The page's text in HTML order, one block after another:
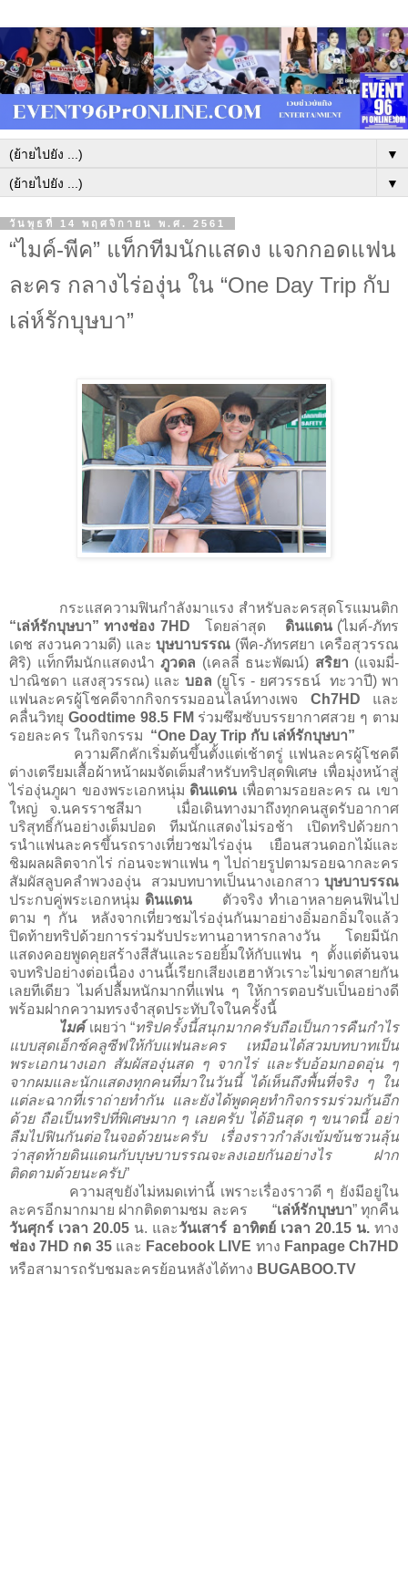
▼
▼
วันพุธที่ 14 พฤศจิกายน พ.ศ. 2561
“ไมค์-พีค” แท็กทีมนักแสดง แจกกอดแฟน
ละคร กลางไร่องุ่น ใน “One Day Trip กับ
เล่ห์รักบุษบา”
กระแสความฟินกำลังมาแรง สำหรับละครสุดโรแมนติก
“เล่ห์รักบุษบา”ทางช่อง 7HD โดยล่าสุด ดินแดน (ไมค์-ภัทร
เดช สงวนความดี) และบุษบาบรรณ (พีค-ภัทรศยา เครือสุวรรณ
ศิริ) แท็กทีมนักแสดงนำ ภูวดล (เคลลี่ ธนะพัฒน์) สริยา (แจมมี่-
ปาณิชดา แสงสุวรรณ) และ บอล (ยูโร - ยศวรรธน์ ทะวาปี) พา
แฟนละครผู้โชคดีจากกิจกรรมออนไลน์ทางเพจ Ch7HD
และ
คลื่นวิทยุ Goodtime 98.5 FM ร่วมซึมซับบรรยากาศสวย ๆ ตาม
รอยละคร ในกิจกรรม “One Day Trip กับ เล่ห์รักบุษบา”
ความคึกคักเริ่มต้นขึ้นตั้งแต่เช้าตรู่ แฟนละครผู้โชคดี
ต่างเตรียมเสื้อผ้าหน้าผมจัดเต็มสำหรับทริปสุดพิเศษ เพื่อมุ่งหน้าสู่
ไร่องุ่นภูผา ของพระเอกหนุ่ม ดินแดน เพื่อตามรอยละคร ณ เขา
ใหญ่ จ.นครราชสีมา
เมื่อเดินทางมาถึงทุกคนสูดรับอากาศ
บริสุทธิ์กันอย่างเต็มปอด ทีมนักแสดงไม่รอช้า เปิดทริปด้วยกา
รนำแฟนละครขึ้นรถรางเที่ยวชมไร่องุ่น เยือนสวนดอกไม้และ
ชิมผลผลิตจากไร่ ก่อนจะพาแฟน ๆ ไปถ่ายรูปตามรอยฉากละคร
สัมผัสลูบคลำพวงองุ่น
สวมบทบาทเป็นนางเอกสาวบุษบาบรรณ
ประกบคู่พระเอกหนุ่ม ดินแดน
ตัวจริง ทำเอาหลายคนฟินไป
ตาม ๆ กัน
หลังจากเที่ยวชมไร่องุ่นกันมาอย่างอิ่มอกอิ่มใจแล้ว
ปิดท้ายทริปด้วยการร่วมรับประทานอาหารกลางวัน โดยมีนัก
แสดงคอยพูดคุยสร้างสีสันและรอยยิ้มให้กับแฟน ๆ ตั้งแต่ต้นจน
จบทริปอย่างต่อเนื่อง งานนี้เรียกเสียงเฮฮาหัวเราะไม่ขาดสายกัน
เลยทีเดียว ไมค์ปลื้มหนักมากที่แฟน ๆ ให้การตอบรับเป็นอย่างดี
พร้อมฝากความทรงจำสุดประทับใจในครั้งนี้
ไมค์เผยว่า “ทริปครั้งนี้สนุกมากครับถือเป็นการคืนกำไร
แบบสุดเอ็กซ์คลูซีฟให้กับแฟนละคร เหมือนได้สวมบทบาทเป็น
พระเอกนางเอก สัมผัสองุ่นสด ๆ จากไร่ และรับอ้อมกอดอุ่น ๆ
จากผมและนักแสดงทุกคนที่มาในวันนี้ ได้เห็นถึงพื้นที่จริง ๆ ใน
แต่ละฉากที่เราถ่ายทำกัน และยังได้พูดคุยทำกิจกรรมร่วมกันอีก
ด้วย ถือเป็นทริปที่พิเศษมาก ๆ เลยครับ ได้อินสุด ๆ ขนาดนี้ อย่า
ลืมไปฟินกันต่อในจอด้วยนะครับ เรื่องราวกำลังเข้มข้นชวนลุ้น
ว่าสุดท้ายดินแดนกับบุษบาบรรณจะลงเอยกันอย่างไร ฝาก
ติดตามด้วยนะครับ”
ความสุขยังไม่หมดเท่านี้ เพราะเรื่องราวดี ๆ ยังมีอยู่ใน
ละครอีกมากมาย ฝากติดตามชม ละคร
“เล่ห์รักบุษบา”ทุกคืน
วันศุกร์ เวลา20.05 น. และวันเสาร์ อาทิตย์ เวลา 20.15 น.ทาง
ช่อง7HD กด 35 และ Facebook LIVE ทาง Fanpage Ch7HD
หรือสามารถรับชมละครย้อนหลังได้ทาง BUGABOO.TV